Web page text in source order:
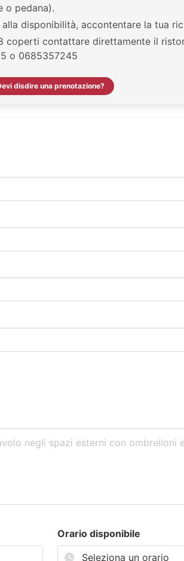
o pedana).
disponibilità, accontentare la tua
coperti contattare direttamente il
o 0685357245
disdire una prenotazione?
Orario disponibile